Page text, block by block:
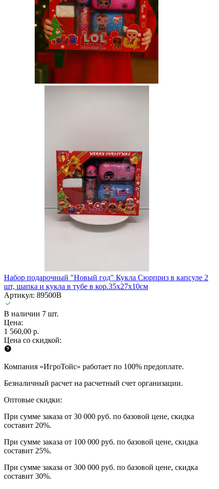
Набор подарочный "Новый год" Кукла Сюрприз в капсуле 2
шт, шапка и кукла в тубе в кор.35х27х10см
Артикул: 89500B
В наличии 7 шт.
Цена:
1 560,00 р.
Цена со скидкой:
Компания «ИгроТойс» работает по 100% предоплате.
Безналичный расчет на расчетный счет организации.
Оптовые скидки:
При сумме заказа от 30 000 руб. по базовой цене, скидка
составит 20%.
При сумме заказа от 100 000 руб. по базовой цене, скидка
составит 25%.
При сумме заказа от 300 000 руб. по базовой цене, скидка
составит 30%.